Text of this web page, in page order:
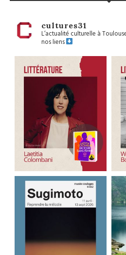
cultures31
L’actualité culturelle à
nos liens